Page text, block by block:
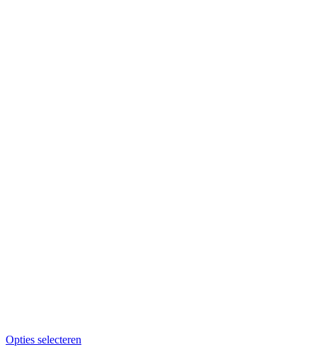
Opties selecteren